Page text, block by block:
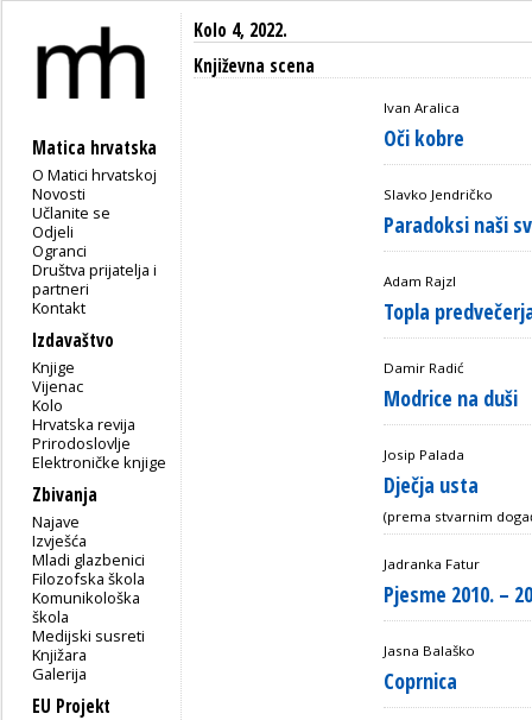
Matica hrvatska
O Matici hrvatskoj
Novosti
Učlanite se
Odjeli
Ogranci
Društva prijatelja i
partneri
Kontakt
Izdavaštvo
Knjige
Vijenac
Kolo
Hrvatska revija
Prirodoslovlje
Elektroničke knjige
Zbivanja
Najave
Izvješća
Mladi glazbenici
Filozofska škola
Komunikološka
škola
Medijski susreti
Knjižara
Galerija
EU Projekt
Kolo 4, 2022.
Književna scena
Ivan Aralica
Oči kobre
Slavko Jendričko
Paradoksi naši
Adam Rajzl
Topla
Damir Radić
Modrice na duši
Josip Palada
Dječja usta
(prema stvarnim
Jadranka Fatur
Pjesme 2010. –
Jasna Balaško
Coprnica